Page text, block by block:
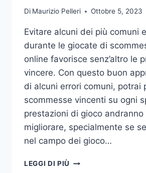
Di Maurizio Pelleri Ottobre 5, 2023
Evitare alcuni dei più comuni
durante le giocate di
online favorisce senz’altro le
vincere. Con questo buon
di alcuni errori comuni, potrai
scommesse vincenti su ogni
prestazioni di gioco andranno
migliorare, specialmente se
nel campo dei gioco…
LEGGI DI PIÙ GLI